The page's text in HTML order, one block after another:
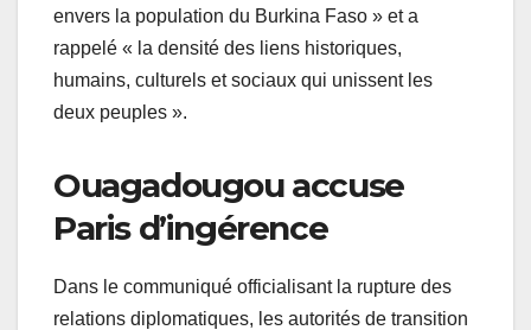
envers la population du Burkina Faso » et a
rappelé « la densité des liens historiques,
humains, culturels et sociaux qui unissent les
deux peuples ».
Ouagadougou accuse
Paris d’ingérence
Dans le communiqué officialisant la rupture des
relations diplomatiques, les autorités de transition